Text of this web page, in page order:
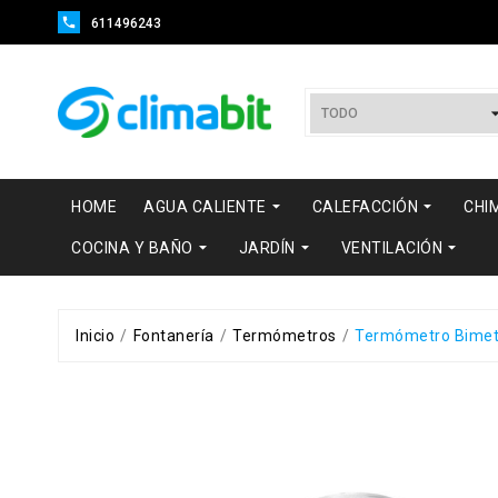
 611496243
HOME AGUA CALIENTE  CALEFACCIÓN 
COCINA Y BAÑO  JARDÍN  VENTILACIÓN 
Inicio Fontanería Termómetros Termómetro